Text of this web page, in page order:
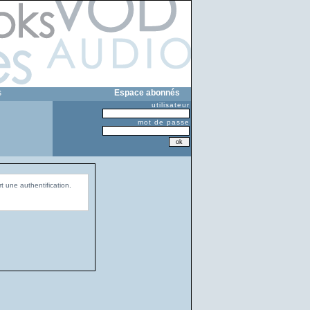
Espace abonnés
utilisateur
mot de passe
une authentification.